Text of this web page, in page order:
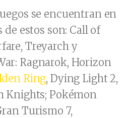
se encuentran en
estos son: Call of
Treyarch y
Ragnarok, Horizon
Ring, Dying Light 2,
Knights; Pokémon
Turismo 7,